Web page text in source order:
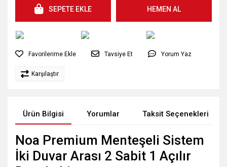
SEPETE EKLE HEMEN AL
Tavsiye Et Yorum Yaz
Karşılaştır
Ürün Bilgisi Yorumlar Taksit Seçenekleri
Noa Premium Menteşeli Sistem
İki Duvar Arası 2 Sabit 1 Açılır